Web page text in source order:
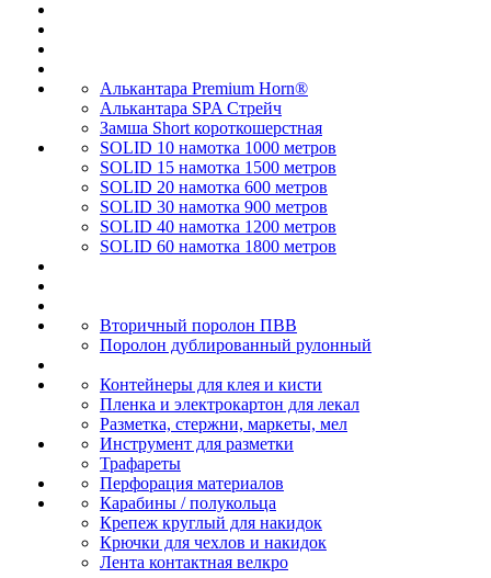
Алькантара Premium Horn®
Алькантара SPA Стрейч
Замша Short короткошерстная
SOLID 10 намотка 1000 метров
SOLID 15 намотка 1500 метров
SOLID 20 намотка 600 метров
SOLID 30 намотка 900 метров
SOLID 40 намотка 1200 метров
SOLID 60 намотка 1800 метров
Вторичный поролон ПВВ
Поролон дублированный рулонный
Контейнеры для клея и кисти
Пленка и электрокартон для лекал
Разметка, стержни, маркеты, мел
Инструмент для разметки
Трафареты
Перфорация материалов
Карабины / полукольца
Крепеж круглый для накидок
Крючки для чехлов и накидок
Лента контактная велкро